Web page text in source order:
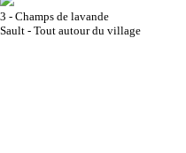
3 - Champs de lavande
Sault - Tout autour du village